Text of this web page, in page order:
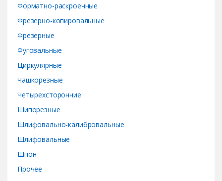
Форматно-раскроечные
Фрезерно-копировальные
Фрезерные
Фуговальные
Циркулярные
Чашкорезные
Четырехсторонние
Шипорезные
Шлифовально-калибровальные
Шлифовальные
Шпон
Прочее